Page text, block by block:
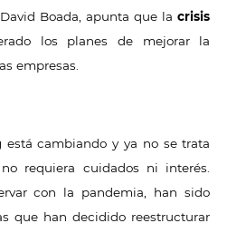
David Boada, apunta que lacrisis
los planes de mejorar la
empresas.
cambiando y ya no se trata
requiera cuidados ni interés.
con la pandemia, han sido
que han decidido reestructurar